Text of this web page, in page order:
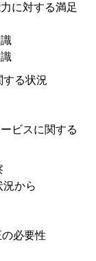
に対する満足
する状況
ビスに関する
から
の必要性